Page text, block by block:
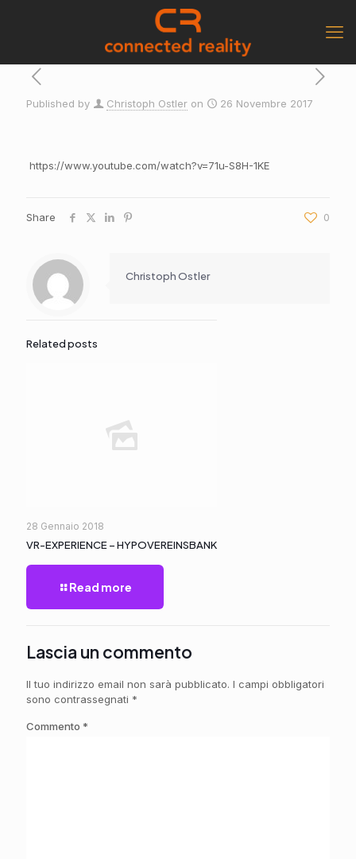
Published by Christoph Ostler on 26 Novembre 2017
https://www.youtube.com/watch?v=71u-S8H-1KE
Share 0
Christoph Ostler
Related posts
28 Gennaio 2018
VR-EXPERIENCE – HYPOVEREINSBANK
Read more
Lascia un commento
Il tuo indirizzo email non sarà pubblicato. I campi obbligatori
sono contrassegnati *
Commento *